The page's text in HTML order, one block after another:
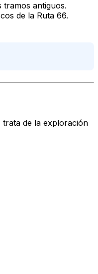
tramos antiguos.
de la Ruta 66.
trata de la exploración